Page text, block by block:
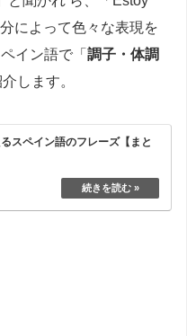
によって色々な表現を
イン語で「 調子・体調
します。
スペイン語のフレーズ【まと